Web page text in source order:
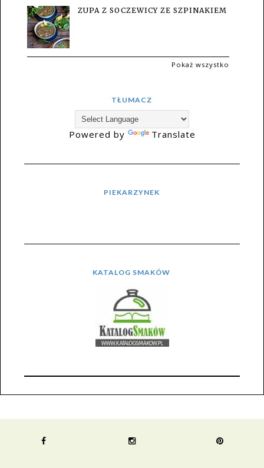
ZUPA Z SOCZEWICY ZE SZPINAKIEM
Pokaż wszystko
TŁUMACZ
Powered by Translate
PIEKARZYNEK
KATALOG SMAKÓW